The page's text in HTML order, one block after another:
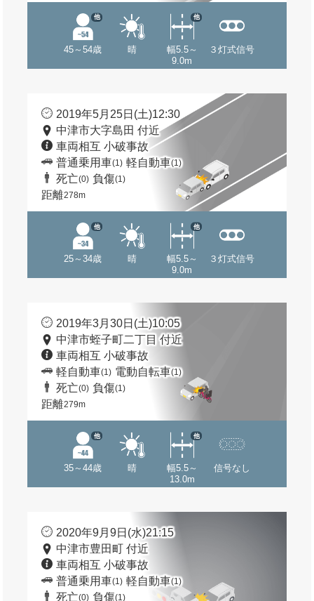
45～54歳
他
晴
幅5.5～
9.0m
他
３灯式信号
2019年5月25日(土)12:30
中津市大字島田 付近
車両相互 小破事故
普通乗用車(1) 軽自動車(1)
死亡(0) 負傷(1)
距離278m
25～34歳
他
晴
幅5.5～
9.0m
他
３灯式信号
2019年3月30日(土)10:05
中津市蛭子町二丁目 付近
車両相互 小破事故
軽自動車(1) 電動自転車(1)
死亡(0) 負傷(1)
距離279m
35～44歳
他
晴
幅5.5～
13.0m
他
信号なし
2020年9月9日(水)21:15
中津市豊田町 付近
車両相互 小破事故
普通乗用車(1) 軽自動車(1)
死亡(0) 負傷(1)